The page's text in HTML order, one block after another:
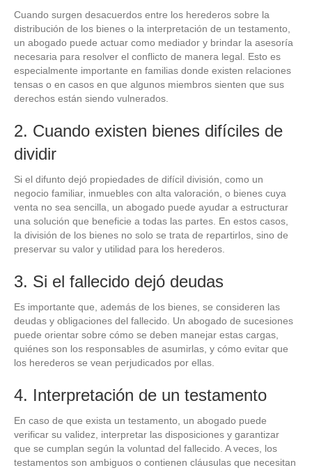
Cuando surgen desacuerdos entre los herederos sobre la
distribución de los bienes o la interpretación de un testamento,
un abogado puede actuar como mediador y brindar la asesoría
necesaria para resolver el conflicto de manera legal. Esto es
especialmente importante en familias donde existen relaciones
tensas o en casos en que algunos miembros sienten que sus
derechos están siendo vulnerados.
2. Cuando existen bienes difíciles de
dividir
Si el difunto dejó propiedades de difícil división, como un
negocio familiar, inmuebles con alta valoración, o bienes cuya
venta no sea sencilla, un abogado puede ayudar a estructurar
una solución que beneficie a todas las partes. En estos casos,
la división de los bienes no solo se trata de repartirlos, sino de
preservar su valor y utilidad para los herederos.
3. Si el fallecido dejó deudas
Es importante que, además de los bienes, se consideren las
deudas y obligaciones del fallecido. Un abogado de sucesiones
puede orientar sobre cómo se deben manejar estas cargas,
quiénes son los responsables de asumirlas, y cómo evitar que
los herederos se vean perjudicados por ellas.
4. Interpretación de un testamento
En caso de que exista un testamento, un abogado puede
verificar su validez, interpretar las disposiciones y garantizar
que se cumplan según la voluntad del fallecido. A veces, los
testamentos son ambiguos o contienen cláusulas que necesitan